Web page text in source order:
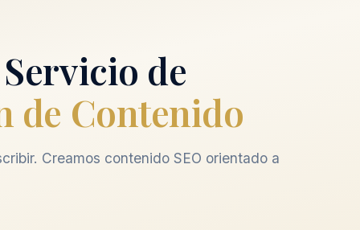
de
de Contenido
Creamos contenido SEO orientado a